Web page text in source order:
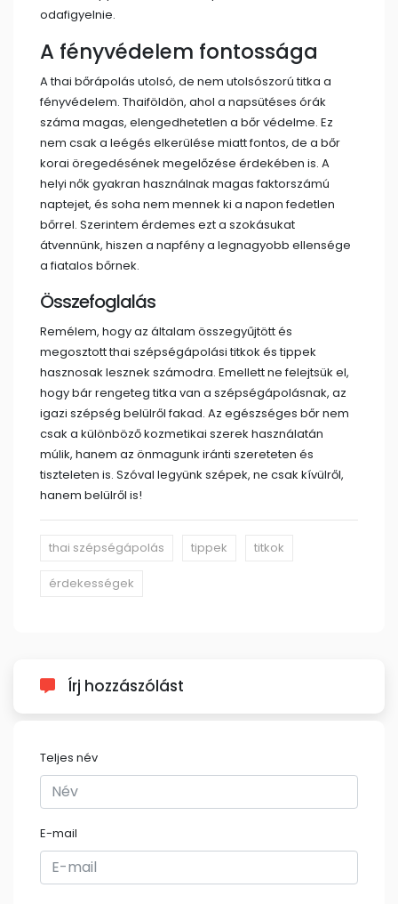
odafigyelnie.
A fényvédelem fontossága
A thai bőrápolás utolsó, de nem utolsószorú titka a
fényvédelem. Thaiföldön, ahol a napsütéses órák
száma magas, elengedhetetlen a bőr védelme. Ez
nem csak a leégés elkerülése miatt fontos, de a bőr
korai öregedésének megelőzése érdekében is. A
helyi nők gyakran használnak magas faktorszámú
naptejet, és soha nem mennek ki a napon fedetlen
bőrrel. Szerintem érdemes ezt a szokásukat
átvennünk, hiszen a napfény a legnagyobb ellensége
a fiatalos bőrnek.
Összefoglalás
Remélem, hogy az általam összegyűjtött és
megosztott thai szépségápolási titkok és tippek
hasznosak lesznek számodra. Emellett ne felejtsük el,
hogy bár rengeteg titka van a szépségápolásnak, az
igazi szépség belülről fakad. Az egészséges bőr nem
csak a különböző kozmetikai szerek használatán
múlik, hanem az önmagunk iránti szereteten és
tiszteleten is. Szóval legyünk szépek, ne csak kívülről,
hanem belülről is!
thai szépségápolás tippek titkok
érdekességek
Írj hozzászólást
Teljes név
E-mail